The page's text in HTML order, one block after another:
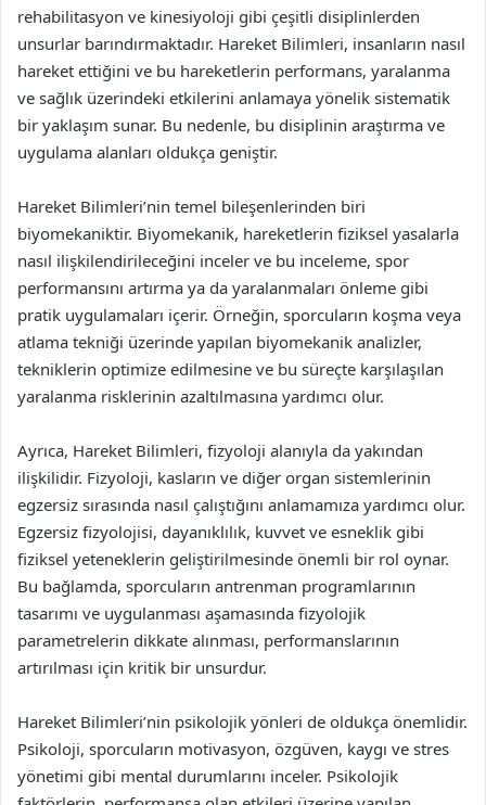
rehabilitasyon ve kinesiyoloji gibi çeşitli disiplinlerden
unsurlar barındırmaktadır. Hareket Bilimleri, insanların nasıl
hareket ettiğini ve bu hareketlerin performans, yaralanma
ve sağlık üzerindeki etkilerini anlamaya yönelik sistematik
bir yaklaşım sunar. Bu nedenle, bu disiplinin araştırma ve
uygulama alanları oldukça geniştir.
Hareket Bilimleri’nin temel bileşenlerinden biri
biyomekaniktir. Biyomekanik, hareketlerin fiziksel yasalarla
nasıl ilişkilendirileceğini inceler ve bu inceleme, spor
performansını artırma ya da yaralanmaları önleme gibi
pratik uygulamaları içerir. Örneğin, sporcuların koşma veya
atlama tekniği üzerinde yapılan biyomekanik analizler,
tekniklerin optimize edilmesine ve bu süreçte karşılaşılan
yaralanma risklerinin azaltılmasına yardımcı olur.
Ayrıca, Hareket Bilimleri, fizyoloji alanıyla da yakından
ilişkilidir. Fizyoloji, kasların ve diğer organ sistemlerinin
egzersiz sırasında nasıl çalıştığını anlamamıza yardımcı olur.
Egzersiz fizyolojisi, dayanıklılık, kuvvet ve esneklik gibi
fiziksel yeteneklerin geliştirilmesinde önemli bir rol oynar.
Bu bağlamda, sporcuların antrenman programlarının
tasarımı ve uygulanması aşamasında fizyolojik
parametrelerin dikkate alınması, performanslarının
artırılması için kritik bir unsurdur.
Hareket Bilimleri’nin psikolojik yönleri de oldukça önemlidir.
Psikoloji, sporcuların motivasyon, özgüven, kaygı ve stres
yönetimi gibi mental durumlarını inceler. Psikolojik